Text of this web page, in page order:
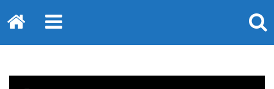
Startseite
PRIMÄRE
ERWEITERN